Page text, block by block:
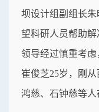
坝设计组副组长
望科研人员帮助
领导经过慎重考虑
崔俊芝25岁，刚
鸿慈、石钟慈等人